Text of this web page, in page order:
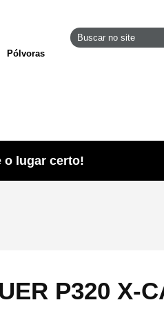
Pólvoras
o lugar certo!
P320 X-